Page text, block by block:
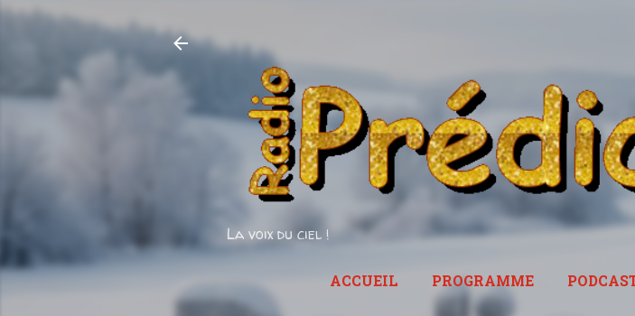
La voix du ciel !
ACCUEIL PROGRAMME